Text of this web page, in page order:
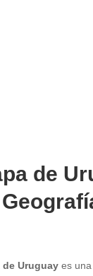
de
de Uruguay es